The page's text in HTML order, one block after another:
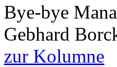
Bye-bye
Gebhard
zur Kolumne